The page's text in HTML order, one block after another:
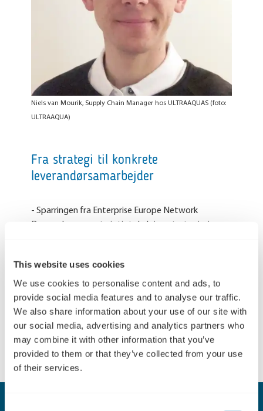
This website uses cookies
We use cookies to personalise content and ads, to
provide social media features and to analyse our traffic.
We also share information about your use of our site with
our social media, advertising and analytics partners who
may combine it with other information that you’ve
provided to them or that they’ve collected from your use
of their services.
Niels van Mourik, Supply Chain Manager hos ULTRAAQUAS (foto:
ULTRAAQUA)
Fra strategi til konkrete
leverandørsamarbejder
- Sparringen fra Enterprise Europe Network
Danmark gav os et vigtigt skub i en strategi, vi
og lettere at prioritere i en travl hverdag. Det har
været en meget værdifuld proces, og vi har hurtigt
fundet de rette samarbejdspartnere.
ULTRAAQUA forventer at udbygge samarbejdet
med lettiske virksomheder yderligere i de